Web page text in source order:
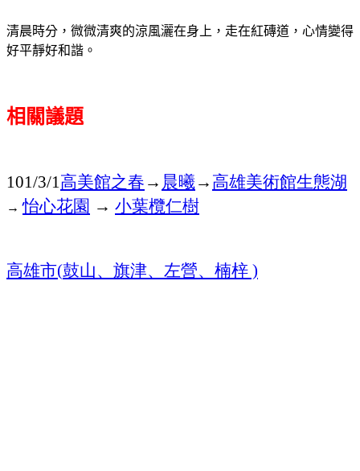
清晨時分 ， 微微清爽的涼風灑在身上 ， 走在紅磚道，心情變得
好平靜好和諧。
相關議題
101/3/1高美館之春→ 晨曦→高雄美術館生態湖
→ 怡心花園 → 小葉欖仁樹
高雄市(鼓山、旗津、左營、楠梓 )